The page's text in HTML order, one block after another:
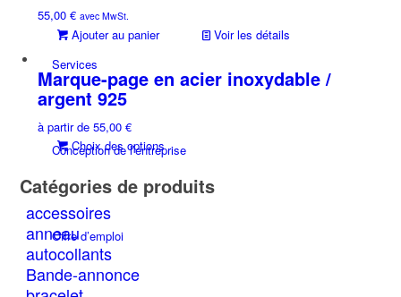
Services
Conception de l’entreprise
Offre d’emploi
55,00€ avec MwSt.
Ajouter au panier Voir les détails
Marque-page en acier inoxydable /
argent 925
à partir de55,00€
Choix des options
Ce
a
Catégories de produits
accessoires
anneau
autocollants
Bande-annonce